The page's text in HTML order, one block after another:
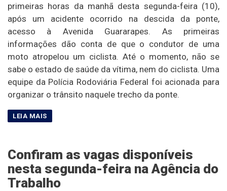
primeiras horas da manhã desta segunda-feira (10),
após um acidente ocorrido na descida da ponte,
acesso à Avenida Guararapes. As primeiras
informações dão conta de que o condutor de uma
moto atropelou um ciclista. Até o momento, não se
sabe o estado de saúde da vítima, nem do ciclista. Uma
equipe da Polícia Rodoviária Federal foi acionada para
organizar o trânsito naquele trecho da ponte.
Confiram as vagas disponíveis
nesta segunda-feira na Agência do
Trabalho